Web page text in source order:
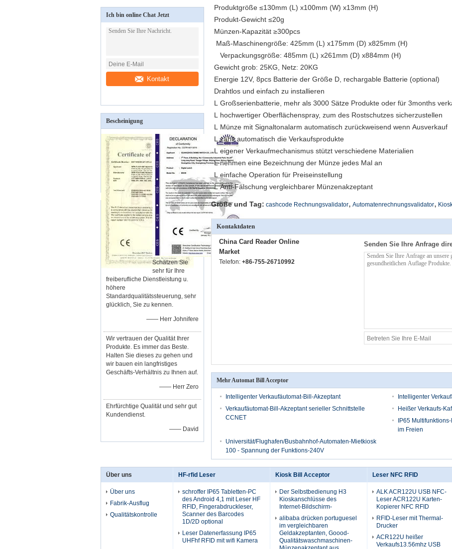
Ich bin online Chat Jetzt
Kontakt
Bescheinigung
Schätzen Sie
sehr für Ihre
freiberufliche Dienstleistung u.
höhere
Standardqualitätssteuerung, sehr
glücklich, Sie zu kennen.
—— Herr Johnifere
Wir vertrauen der Qualität Ihrer
Produkte. Es immer das Beste.
Halten Sie dieses zu gehen und
wir bauen ein langfristiges
Geschäfts-Verhältnis zu Ihnen auf.
—— Herr Zero
Ehrfürchtige Qualität und sehr gut
Kundendienst.
—— David
Produktgröße ≤130mm (L) x100mm (W) x13mm (H)
Produkt-Gewicht ≤20g
Münzen-Kapazität ≥300pcs
Maß-Maschinengröße: 425mm (L) x175mm (D) x825mm (H)
Verpackungsgröße: 485mm (L) x261mm (D) x884mm (H)
Gewicht grob: 25KG, Netz: 20KG
Energie 12V, 8pcs Batterie der Größe D, rechargable Batterie (optional)
Drahtlos und einfach zu installieren
L Großserienbatterie, mehr als 3000 Sätze Produkte oder für 3months
L hochwertiger Oberflächenspray, zum des Rostschutzes sicherzustellen
L Münze mit Signaltonalarm automatisch zurückweisend wenn Ausverkauf
L zählt automatisch die Verkaufsprodukte
L eigener Verkaufmechanismus stützt verschiedene Materialien
L nehmen eine Bezeichnung der Münze jedes Mal an
L einfache Operation für Preiseinstellung
L Anti-Fälschung vergleichbarer Münzenakzeptant
Größe und Tag: cashcode Rechnungsvalidator, Automatenrechnungsvalidator,
Kontaktdaten
China Card Reader Online
Market
Telefon: +86-755-26710992
Senden Sie Ihre Anfrage
Mehr Automat Bill Acceptor
Intelligenter Verkaufäutomat-Bill-Akzeptant
Intelligenter
Verkaufäutomat-Bill-Akzeptant serieller Schnittstelle
CCNET
Heißer Verkaufs-
IP65
im Freien
Universität/Flughafen/Busbahnhof-Automaten-Mietkiosk
100 - Spannung der Funktions-240V
Über uns
Über uns
Fabrik-Ausflug
Qualitätskontrolle
HF-rfid Leser
schroffer IP65 Tabletten-PC
des Android 4,1 mit Leser HF
RFID, Fingerabdruckleser,
Scanner des Barcodes
1D/2D optional
Leser Datenerfassung IP65
UHFhf RFID mit wifi Kamera
Kiosk Bill Acceptor
Der Selbstbedienung H3
Kioskanschlüsse des
Internet-Bildschirm-
alibaba drücken portuguesel
im vergleichbaren
Geldakzeptanten, Goood-
Qualitätswaschmaschinen-
Leser NFC RFID
ALK ACR122U USB NFC-
Leser ACR122U Karten-
Kopierer NFC RFID
RFID-Leser mit Thermal-
Drucker
ACR122U heißer
Verkaufs13.56mhz USB